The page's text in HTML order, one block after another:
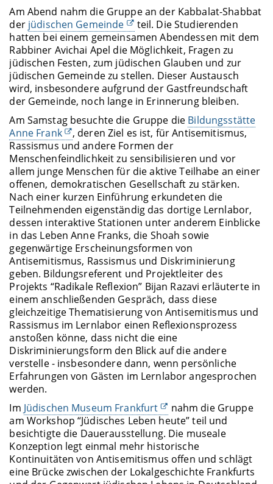
Am Abend nahm die Gruppe an der Kabbalat-Shabbat
der jüdischen Gemeinde
teil. Die Studierenden
hatten bei einem gemeinsamen Abendessen mit dem
Rabbiner Avichai Apel die Möglichkeit, Fragen zu
jüdischen Festen, zum jüdischen Glauben und zur
jüdischen Gemeinde zu stellen. Dieser Austausch
wird, insbesondere aufgrund der Gastfreundschaft
der Gemeinde, noch lange in Erinnerung bleiben.
Am Samstag besuchte die Gruppe die Bildungsstätte
Anne Frank
, deren Ziel es ist, für Antisemitismus,
Rassismus und andere Formen der
Menschenfeindlichkeit zu sensibilisieren und vor
allem junge Menschen für die aktive Teilhabe an einer
offenen, demokratischen Gesellschaft zu stärken.
Nach einer kurzen Einführung erkundeten die
Teilnehmenden eigenständig das dortige Lernlabor,
dessen interaktive Stationen unter anderem Einblicke
in das Leben Anne Franks, die Shoah sowie
gegenwärtige Erscheinungsformen von
Antisemitismus, Rassismus und Diskriminierung
geben. Bildungsreferent und Projektleiter des
Projekts “Radikale Reflexion” Bijan Razavi erläuterte in
einem anschließenden Gespräch, dass diese
gleichzeitige Thematisierung von Antisemitismus und
Rassismus im Lernlabor einen Reflexionsprozess
anstoßen könne, dass nicht die eine
Diskriminierungsform den Blick auf die andere
verstelle - insbesondere dann, wenn persönliche
Erfahrungen von Gästen im Lernlabor angesprochen
werden.
Im Jüdischen Museum Frankfurt
nahm die Gruppe
am Workshop “Jüdisches Leben heute” teil und
besichtigte die Dauerausstellung. Die museale
Konzeption legt einmal mehr historische
Kontinuitäten von Antisemitismus offen und schlägt
eine Brücke zwischen der Lokalgeschichte Frankfurts